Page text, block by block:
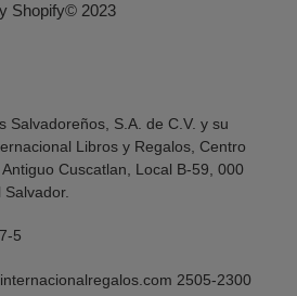
Shopify© 2023
Salvadoreños, S.A. de C.V. y su
Libros y Regalos, Centro
Cuscatlan, Local B-59, 000
5
2505-2300